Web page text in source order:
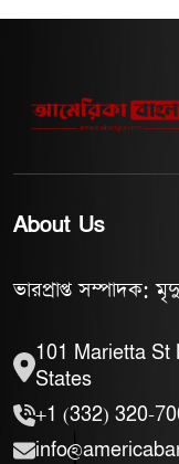
About Us
ভারপ্রাপ্ত সম্পাদক:
101 Marietta St
States
+1 (332) 320-